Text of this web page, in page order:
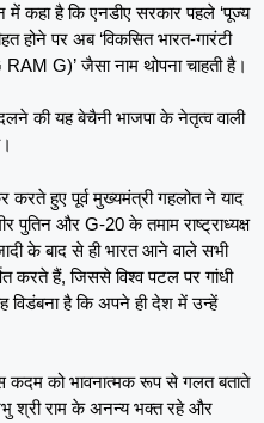
कहा है कि एनडीए सरकार पहले ‘पूज्य
होने पर अब ‘विकसित भारत-गारंटी
G)’ जैसा नाम थोपना चाहती है।
की यह बेचैनी भाजपा के नेतृत्व वाली
करते हुए पूर्व मुख्यमंत्री गहलोत ने याद
पुतिन और G-20 के तमाम राष्ट्राध्यक्ष
के बाद से ही भारत आने वाले सभी
करते हैं, जिससे विश्व पटल पर गांधी
विडंबना है कि अपने ही देश में उन्हें
कदम को भावनात्मक रूप से गलत बताते
श्री राम के अनन्य भक्त रहे और